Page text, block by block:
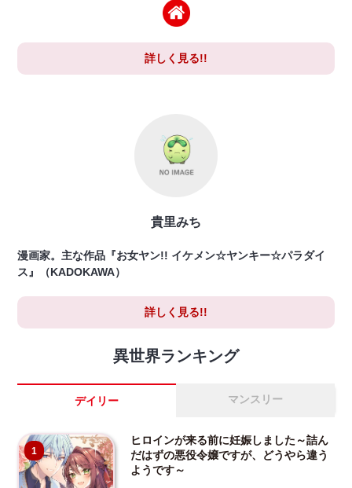
詳しく見る!!
貴里みち
漫画家。主な作品『お女ヤン!! イケメン☆ヤンキー☆パラダイ
ス』（KADOKAWA）
詳しく見る!!
異世界ランキング
デイリー マンスリー
1
ヒロインが来る前に妊娠しました～詰ん
だはずの悪役令嬢ですが、どうやら違う
ようです～